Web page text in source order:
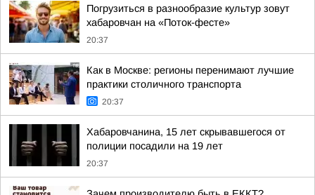
Погрузиться в разнообразие культур зовут
хабаровчан на «Поток-фесте»
20:37
Как в Москве: регионы перенимают лучшие
практики столичного транспорта
20:37
Хабаровчанина, 15 лет скрывавшегося от
полиции посадили на 19 лет
20:37